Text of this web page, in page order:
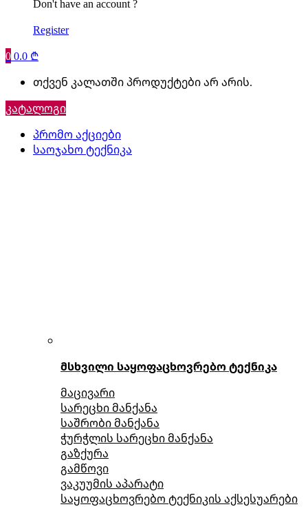
Don't have an account ?
Register
00.0 ₾
თქვენ კალათში პროდუქტები არ არის.
კატალოგი
პრომო აქციები
საოჯახო ტექნიკა
მსხვილი საყოფაცხოვრებო ტექნიკა
მაცივარი
სარეცხი მანქანა
საშრობი მანქანა
ჭურჭლის სარეცხი მანქანა
გაზქურა
გამწოვი
ვაკუუმის აპარატი
საყოფაცხოვრებო ტექნიკის აქსესუარები